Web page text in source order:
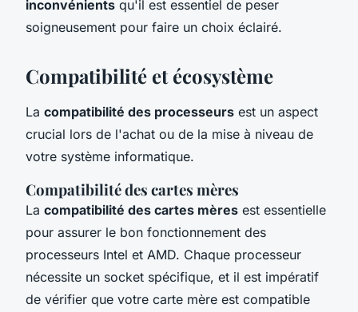
inconvénients qu'il est essentiel de peser
soigneusement pour faire un choix éclairé.
Compatibilité et écosystème
La compatibilité des processeurs est un aspect
crucial lors de l'achat ou de la mise à niveau de
votre système informatique.
Compatibilité des cartes mères
La compatibilité des cartes mères est essentielle
pour assurer le bon fonctionnement des
processeurs Intel et AMD. Chaque processeur
nécessite un socket spécifique, et il est impératif
de vérifier que votre carte mère est compatible